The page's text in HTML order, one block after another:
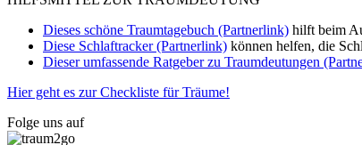
Dieses schöne Traumtagebuch (Partnerlink) hilft beim
Diese Schlaftracker (Partnerlink) können helfen, die
Dieser umfassende Ratgeber zu Traumdeutungen
Hier geht es zur Checkliste für Träume!
Folge uns auf